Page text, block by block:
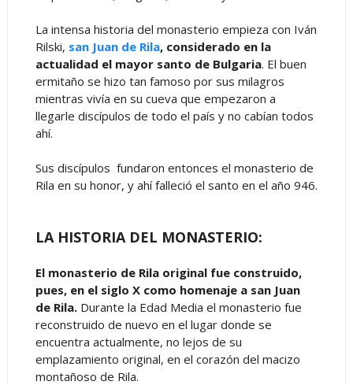
La intensa historia del monasterio empieza con Iván
Rilski, san Juan de Rila, considerado en la
actualidad el mayor santo de Bulgaria. El buen
ermitaño se hizo tan famoso por sus milagros
mientras vivía en su cueva que empezaron a
llegarle discípulos de todo el país y no cabían todos
ahí.
Sus discípulos fundaron entonces el monasterio de
Rila en su honor, y ahí falleció el santo en el año 946.
LA HISTORIA DEL MONASTERIO:
El monasterio de Rila original fue construido,
pues, en el siglo X como homenaje a san Juan
de Rila. Durante la Edad Media el monasterio fue
reconstruido de nuevo en el lugar donde se
encuentra actualmente, no lejos de su
emplazamiento original, en el corazón del macizo
montañoso de Rila.